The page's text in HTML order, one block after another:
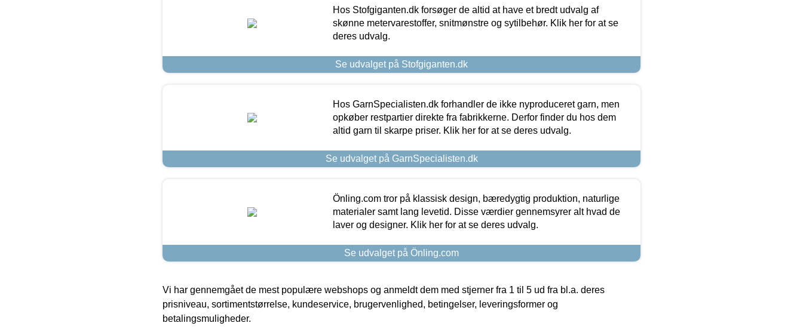
Hos Stofgiganten.dk forsøger de altid at have et bredt udvalg af
skønne metervarestoffer, snitmønstre og sytilbehør. Klik her for at se
deres udvalg.
Se udvalget på Stofgiganten.dk
Hos GarnSpecialisten.dk forhandler de ikke nyproduceret garn, men
opkøber restpartier direkte fra fabrikkerne. Derfor finder du hos dem
altid garn til skarpe priser. Klik her for at se deres udvalg.
Se udvalget på GarnSpecialisten.dk
Önling.com tror på klassisk design, bæredygtig produktion, naturlige
materialer samt lang levetid. Disse værdier gennemsyrer alt hvad de
laver og designer. Klik her for at se deres udvalg.
Se udvalget på Önling.com
Vi har gennemgået de mest populære webshops og anmeldt dem med stjerner fra 1 til 5 ud fra bl.a. deres
prisniveau, sortimentstørrelse, kundeservice, brugervenlighed, betingelser, leveringsformer og
betalingsmuligheder.